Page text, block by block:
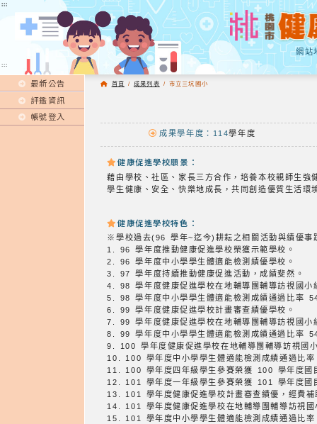
:::
網站
:::
最新公告
評鑑資訊
帳號登入
首頁 / 成果列表 / 市立三坑國小
成果學年度：114學年度
健康促進學校願景：
藉由學校、社區、家長三方合作，培養本校親師生
學生健康、安全、快樂地成長，共同創造優質生活環
健康促進學校特色：
※學校過去(96 學年~迄今)耕耘之相關活動與績優
1. 96 學年度推動健康促進學校榮獲示範學校。
2. 96 學年度中小學學生體適能檢測績優學校。
3. 97 學年度持續推動健康促進活動，成績斐然。
4. 98 學年度健康促進學校在地輔導團輔導訪視國
5. 98 學年度中小學學生體適能檢測成績通過比率
6. 99 學年度健康促進學校計畫審查績優學校。
7. 99 學年度健康促進學校在地輔導團輔導訪視國
8. 99 學年度中小學學生體適能檢測成績通過比率
9. 100 學年度健康促進學校在地輔導團輔導訪視國
10. 100 學年度中小學學生體適能檢測成績通過比
11. 100 學年度四年級學生參賽榮獲 100 學年度國
12. 101 學年度一年級學生參賽榮獲 101 學年度國
13. 101 學年度健康促進學校計畫審查績優，經費
14. 101 學年度健康促進學校在地輔導團輔導訪視
15. 101 學年度中小學學生體適能檢測成績通過比
:::